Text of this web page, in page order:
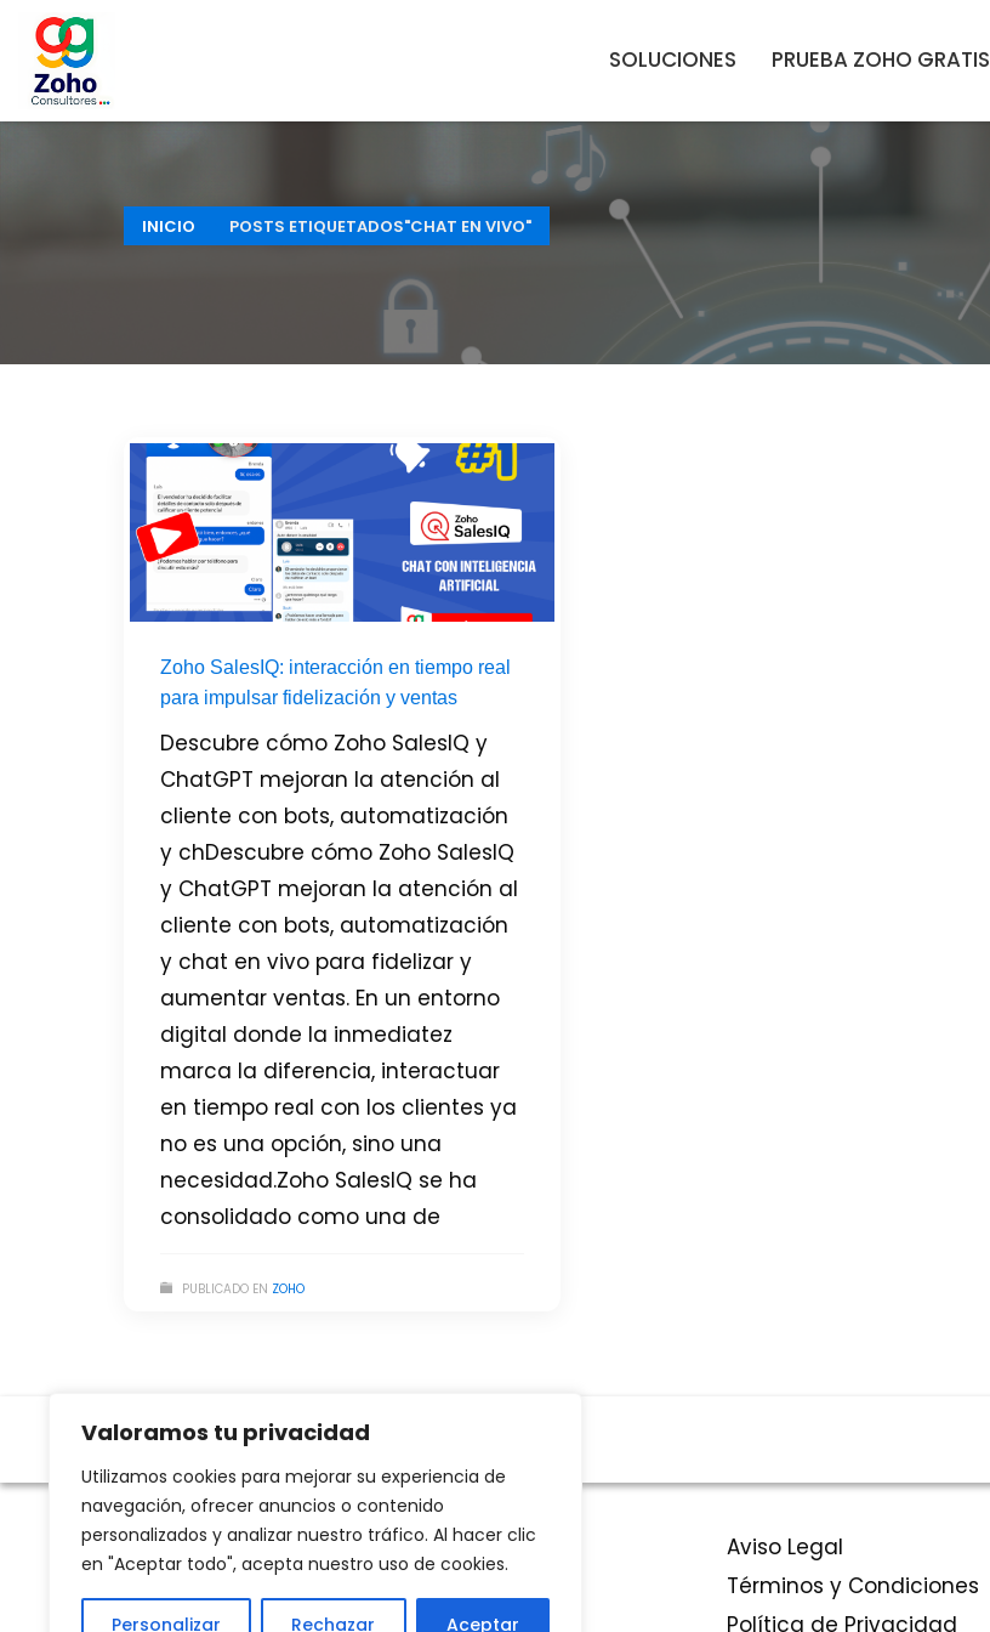
Valoramos tu privacidad
Utilizamos cookies para mejorar su experiencia de
navegación, ofrecer anuncios o contenido
personalizados y analizar nuestro tráfico. Al hacer clic
en "Aceptar todo", acepta nuestro uso de cookies.
Personalizar Rechazar Aceptar
SOLUCIONES PRUEBA ZOHO GRATIS
INICIO POSTS ETIQUETADOS"CHAT EN VIVO"
Zoho SalesIQ: interacción en tiempo real
para impulsar fidelización y ventas
Descubre cómo Zoho SalesIQ y
ChatGPT mejoran la atención al
cliente con bots, automatización
y chDescubre cómo Zoho SalesIQ
y ChatGPT mejoran la atención al
cliente con bots, automatización
y chat en vivo para fidelizar y
aumentar ventas. En un entorno
digital donde la inmediatez
marca la diferencia, interactuar
en tiempo real con los clientes ya
no es una opción, sino una
necesidad.Zoho SalesIQ se ha
consolidado como una de
PUBLICADO EN ZOHO
Aviso Legal
Términos y Condiciones
Política de Privacidad